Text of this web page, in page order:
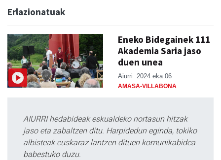
Erlazionatuak
Eneko Bidegainek 111
Akademia Saria jaso
duen unea
Aiurri 2024 eka 06
AMASA-VILLABONA
AIURRI hedabideak eskualdeko nortasun hitzak
jaso eta zabaltzen ditu. Harpidedun eginda, tokiko
albisteak euskaraz lantzen dituen komunikabidea
babestuko duzu.